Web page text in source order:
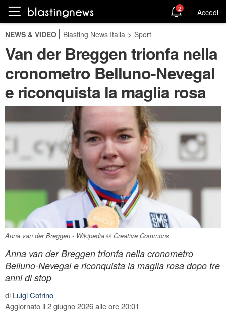
2 Accedi
NEWS & VIDEO Blasting News Italia > Sport
Van der Breggen trionfa nella
cronometro Belluno-Nevegal
e riconquista la maglia rosa
Anna van der Breggen - Wikipedia © Creative Commons
Anna van der Breggen trionfa nella cronometro
Belluno-Nevegal e riconquista la maglia rosa dopo tre
anni di stop
di Luigi Cotrino
Aggiornato il 2 giugno 2026 alle ore 20:01